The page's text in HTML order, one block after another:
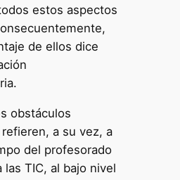
estos aspectos
de ellos dice
obstáculos
a su vez, a
del profesorado
las TIC, al bajo nivel